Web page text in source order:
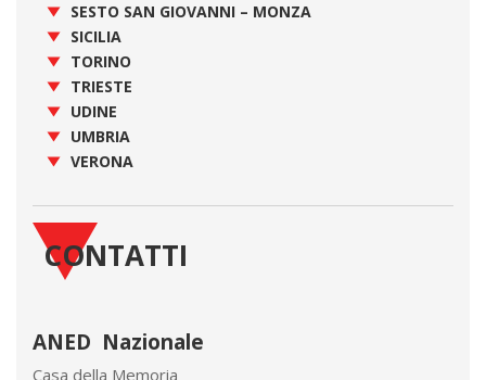
SESTO SAN GIOVANNI – MONZA
SICILIA
TORINO
TRIESTE
UDINE
UMBRIA
VERONA
CONTATTI
ANED Nazionale
Casa della Memoria